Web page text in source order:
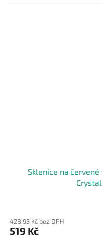
Sklenice na
428,93 Kč bez DPH
519 Kč